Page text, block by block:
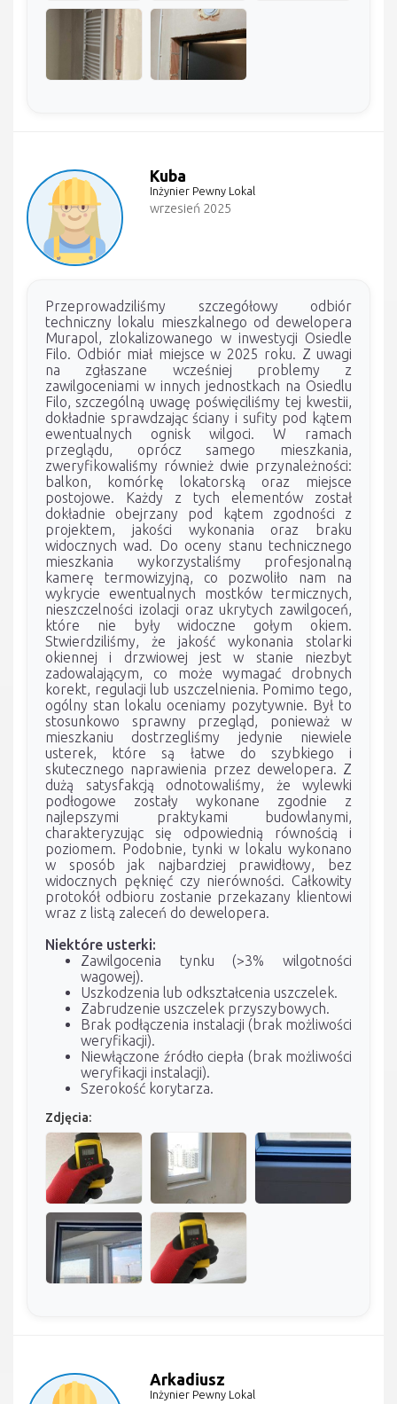
Kuba
Inżynier Pewny Lokal
wrzesień 2025
Przeprowadziliśmy szczegółowy odbiór
techniczny lokalu mieszkalnego od dewelopera
Murapol, zlokalizowanego w inwestycji Osiedle
Filo. Odbiór miał miejsce w 2025 roku. Z uwagi
na zgłaszane wcześniej problemy z
zawilgoceniami w innych jednostkach na Osiedlu
Filo, szczególną uwagę poświęciliśmy tej kwestii,
dokładnie sprawdzając ściany i sufity pod kątem
ewentualnych ognisk wilgoci. W ramach
przeglądu, oprócz samego mieszkania,
zweryfikowaliśmy również dwie przynależności:
balkon, komórkę lokatorską oraz miejsce
postojowe. Każdy z tych elementów został
dokładnie obejrzany pod kątem zgodności z
projektem, jakości wykonania oraz braku
widocznych wad. Do oceny stanu technicznego
mieszkania wykorzystaliśmy profesjonalną
kamerę termowizyjną, co pozwoliło nam na
wykrycie ewentualnych mostków termicznych,
nieszczelności izolacji oraz ukrytych zawilgoceń,
które nie były widoczne gołym okiem.
Stwierdziliśmy, że jakość wykonania stolarki
okiennej i drzwiowej jest w stanie niezbyt
zadowalającym, co może wymagać drobnych
korekt, regulacji lub uszczelnienia. Pomimo tego,
ogólny stan lokalu oceniamy pozytywnie. Był to
stosunkowo sprawny przegląd, ponieważ w
mieszkaniu dostrzegliśmy jedynie niewiele
usterek, które są łatwe do szybkiego i
skutecznego naprawienia przez dewelopera. Z
dużą satysfakcją odnotowaliśmy, że wylewki
podłogowe zostały wykonane zgodnie z
najlepszymi praktykami budowlanymi,
charakteryzując się odpowiednią równością i
poziomem. Podobnie, tynki w lokalu wykonano
w sposób jak najbardziej prawidłowy, bez
widocznych pęknięć czy nierówności. Całkowity
protokół odbioru zostanie przekazany klientowi
wraz z listą zaleceń do dewelopera.
Niektóre usterki:
Zawilgocenia tynku (>3% wilgotności
wagowej).
Uszkodzenia lub odkształcenia uszczelek.
Zabrudzenie uszczelek przyszybowych.
Brak podłączenia instalacji (brak możliwości
weryfikacji).
Niewłączone źródło ciepła (brak możliwości
weryfikacji instalacji).
Szerokość korytarza.
Zdjęcia:
Arkadiusz
Inżynier Pewny Lokal